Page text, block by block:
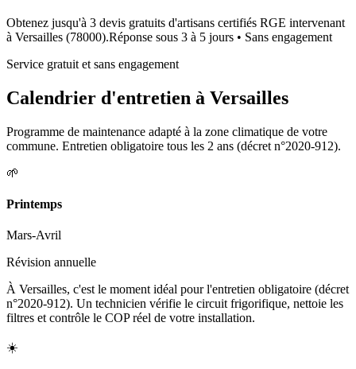
Obtenez jusqu'à 3 devis gratuits d'artisans certifiés RGE intervenant
à Versailles (78000).Réponse sous 3 à 5 jours • Sans engagement
Service gratuit et sans engagement
Calendrier d'entretien à Versailles
Programme de maintenance adapté à la zone climatique de votre
commune. Entretien obligatoire tous les 2 ans (décret n°2020-912).
🌱
Printemps
Mars-Avril
Révision annuelle
À Versailles, c'est le moment idéal pour l'entretien obligatoire (décret
n°2020-912). Un technicien vérifie le circuit frigorifique, nettoie les
filtres et contrôle le COP réel de votre installation.
☀️